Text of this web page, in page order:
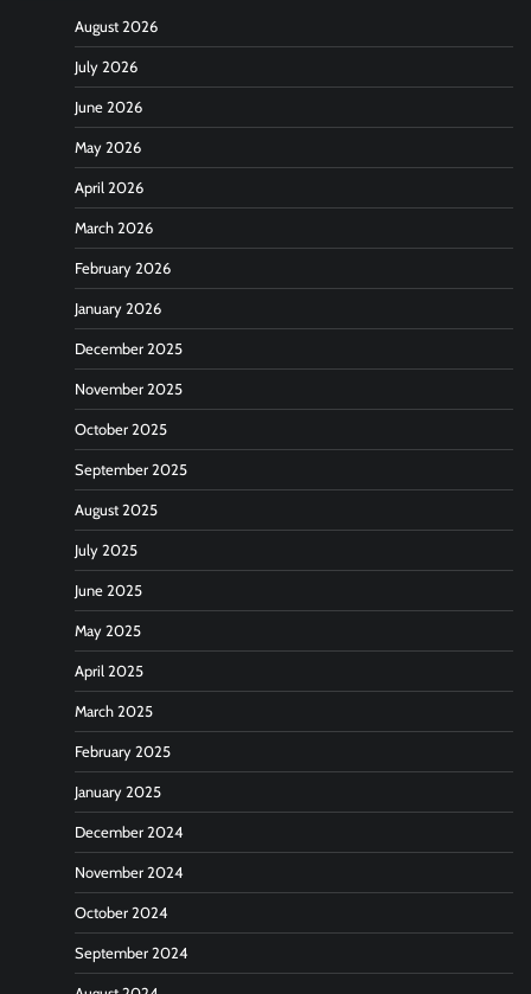
August 2026
July 2026
June 2026
May 2026
April 2026
March 2026
February 2026
January 2026
December 2025
November 2025
October 2025
September 2025
August 2025
July 2025
June 2025
May 2025
April 2025
March 2025
February 2025
January 2025
December 2024
November 2024
October 2024
September 2024